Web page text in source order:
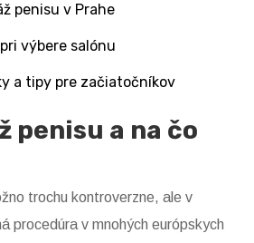
penisu v Prahe
výbere salónu
a tipy pre začiatočníkov
penisu a na čo
trochu kontroverzne, ale v
procedúra v mnohých európskych